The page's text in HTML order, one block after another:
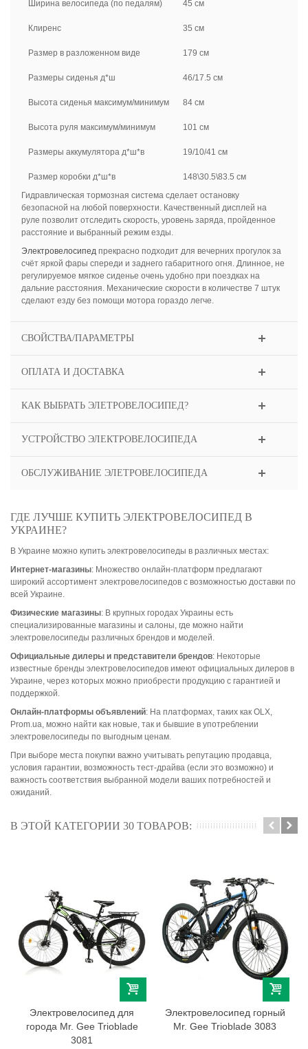
Ширина велосипеда (по педалям) 45 см
Клиренс 35 см
Размер в разложенном виде 179 см
Размеры сиденья д*ш 46/17.5 см
Высота сиденья максимум/минимум 84 см
Высота руля максимум/минимум 101 см
Размеры аккумулятора д*ш*в 19/10/41 см
Размер коробки д*ш*в
148\30.5\83.5 см
Гидравлическая тормозная система сделает остановку
безопасной на любой поверхности. Качественный дисплей на
руле позволит отследить скорость, уровень заряда, пройденное
расстояние и выбранный режим езды.
Электровелосипед прекрасно подходит для вечерних прогулок за
счёт яркой фары спереди и заднего габаритного огня. Длинное, не
регулируемое мягкое сиденье очень удобно при поездках на
дальние расстояния. Механические скорости в количестве 7 штук
сделают езду без помощи мотора гораздо легче.
СВОЙСТВА/ПАРАМЕТРЫ
ОПЛАТА И ДОСТАВКА
КАК ВЫБРАТЬ ЭЛЕТРОВЕЛОСИПЕД?
УСТРОЙСТВО ЭЛЕКТРОВЕЛОСИПЕДА
ОБСЛУЖИВАНИЕ ЭЛЕТРОВЕЛОСИПЕДА
ГДЕ ЛУЧШЕ КУПИТЬ ЭЛЕКТРОВЕЛОСИПЕД В
УКРАИНЕ?
В Украине можно купить электровелосипеды в различных местах:
Интернет-магазины: Множество онлайн-платформ предлагают
широкий ассортимент электровелосипедов с возможностью доставки по
всей Украине.
Физические магазины: В крупных городах Украины есть
специализированные магазины и салоны, где можно найти
электровелосипеды различных брендов и моделей.
Официальные дилеры и представители брендов: Некоторые
известные бренды электровелосипедов имеют официальных дилеров в
Украине, через которых можно приобрести продукцию с гарантией и
поддержкой.
Онлайн-платформы объявлений: На платформах, таких как OLX,
Prom.ua, можно найти как новые, так и бывшие в употреблении
электровелосипеды по выгодным ценам.
При выборе места покупки важно учитывать репутацию продавца,
условия гарантии, возможность тест-драйва (если это возможно) и
важность соответствия выбранной модели ваших потребностей и
ожиданий.
В ЭТОЙ КАТЕГОРИИ 30 ТОВАРОВ:
Электровелосипед для
города Mr. Gee Trioblade
3081
Электровелосипед горный
Mr. Gee Trioblade 3083